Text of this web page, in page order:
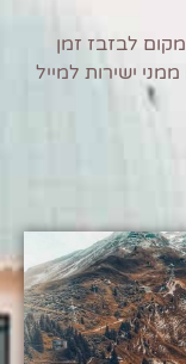
לבזבז זמן
ישירות למייל